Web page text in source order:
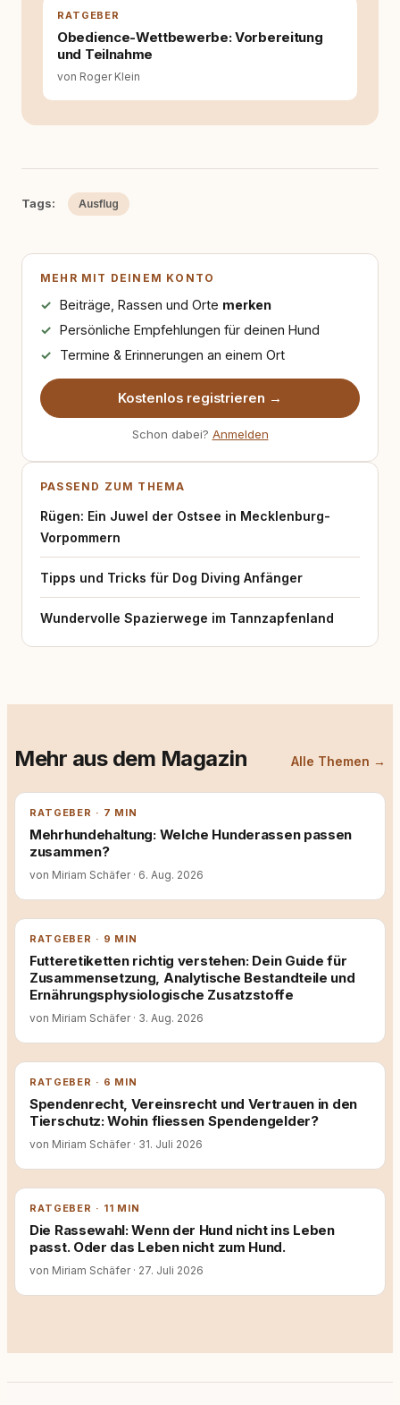
RATGEBER
Obedience-Wettbewerbe: Vorbereitung
und Teilnahme
von Roger Klein
Tags: Ausflug
MEHR MIT DEINEM KONTO
Beiträge, Rassen und Orte merken
Persönliche Empfehlungen für deinen Hund
Termine & Erinnerungen an einem Ort
Kostenlos registrieren →
Schon dabei? Anmelden
PASSEND ZUM THEMA
Rügen: Ein Juwel der Ostsee in Mecklenburg-
Vorpommern
Tipps und Tricks für Dog Diving Anfänger
Wundervolle Spazierwege im Tannzapfenland
Mehr aus dem Magazin Alle Themen →
RATGEBER · 7 MIN
Mehrhundehaltung: Welche Hunderassen passen
zusammen?
von Miriam Schäfer · 6. Aug. 2026
RATGEBER · 9 MIN
Futteretiketten richtig verstehen: Dein Guide für
Zusammensetzung, Analytische Bestandteile und
Ernährungsphysiologische Zusatzstoffe
von Miriam Schäfer · 3. Aug. 2026
RATGEBER · 6 MIN
Spendenrecht, Vereinsrecht und Vertrauen in den
Tierschutz: Wohin fliessen Spendengelder?
von Miriam Schäfer · 31. Juli 2026
RATGEBER · 11 MIN
Die Rassewahl: Wenn der Hund nicht ins Leben
passt. Oder das Leben nicht zum Hund.
von Miriam Schäfer · 27. Juli 2026